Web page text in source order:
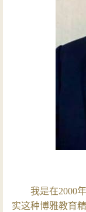
我是在2000
实这种博雅教育